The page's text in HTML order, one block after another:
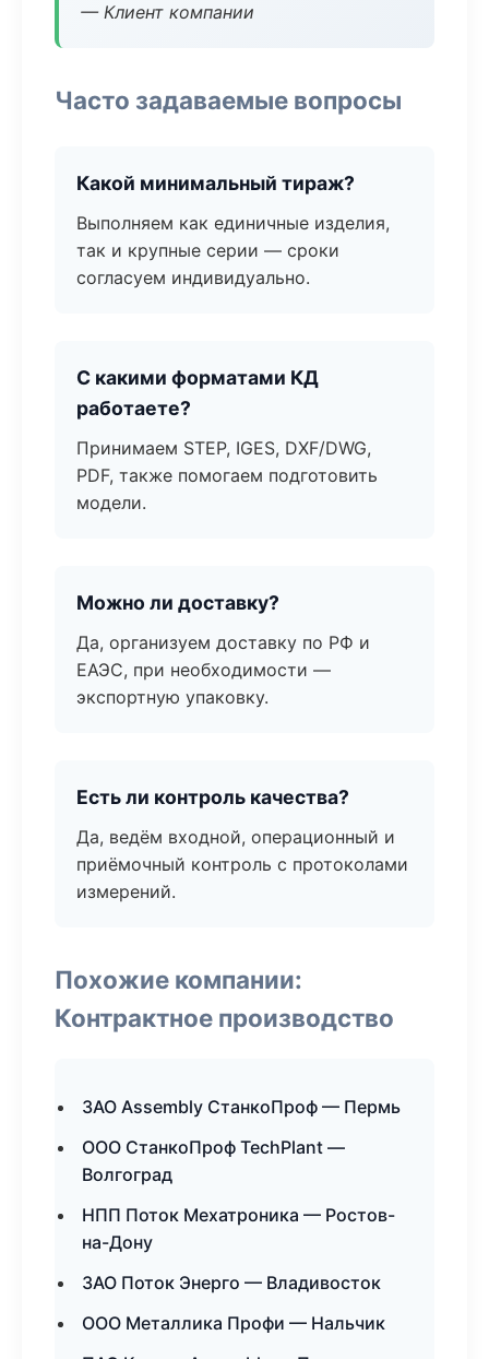
— Клиент компании
Часто задаваемые вопросы
Какой минимальный тираж?
Выполняем как единичные изделия,
так и крупные серии — сроки
согласуем индивидуально.
С какими форматами КД
работаете?
Принимаем STEP, IGES, DXF/DWG,
PDF, также помогаем подготовить
модели.
Можно ли доставку?
Да, организуем доставку по РФ и
ЕАЭС, при необходимости —
экспортную упаковку.
Есть ли контроль качества?
Да, ведём входной, операционный и
приёмочный контроль с протоколами
измерений.
Похожие компании:
Контрактное производство
ЗАО Assembly СтанкоПроф — Пермь
ООО СтанкоПроф TechPlant —
Волгоград
НПП Поток Мехатроника — Ростов-
на-Дону
ЗАО Поток Энерго — Владивосток
ООО Металлика Профи — Нальчик